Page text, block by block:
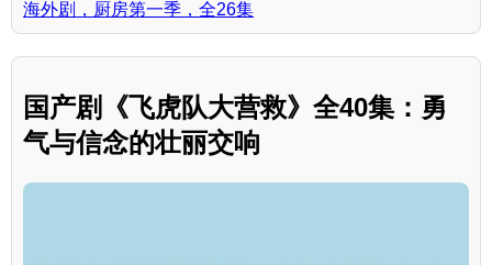
海外剧，厨房第一季，全26集
国产剧《飞虎队大营救》全40集：勇
气与信念的壮丽交响